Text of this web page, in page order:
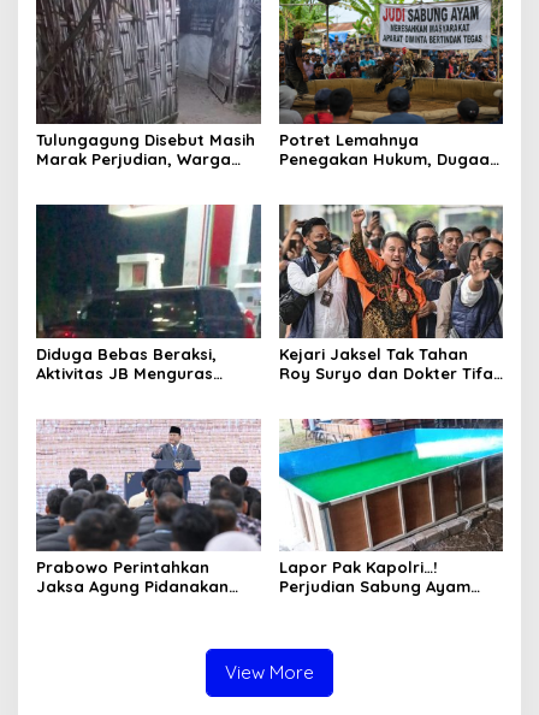
Tulungagung Disebut Masih
Marak Perjudian, Warga
Potret Lemahnya
Penegakan Hukum, Dugaan
Diduga Bebas Beraksi,
Aktivitas JB Menguras
Warga
Kejari Jaksel Tak Tahan
Roy Suryo dan Dokter Tifa,
Hukum
Prabowo Perintahkan
Jaksa Agung Pidanakan
Lapor Pak Kapolri…!
Perjudian Sabung Ayam
Diduga Libatkan Oknum
Aparat dan Media
View More